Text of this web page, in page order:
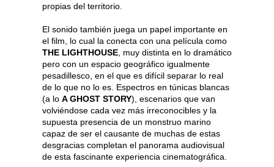
propias del territorio.
El sonido también juega un papel importante en
el film, lo cual la conecta con una película como
THE LIGHTHOUSE , muy distinta en lo dramático
pero con un espacio geográfico igualmente
pesadillesco, en el que es difícil separar lo real
de lo que no lo es. Espectros en túnicas blancas
(a lo A GHOST STORY), escenarios que van
volviéndose cada vez más irreconocibles y la
supuesta presencia de un monstruo marino
capaz de ser el causante de muchas de estas
desgracias completan el panorama audiovisual
de esta fascinante experiencia cinematográfica.